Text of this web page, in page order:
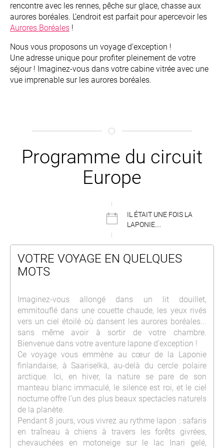
rencontre avec les rennes, pêche sur glace, chasse aux
aurores boréales. L’endroit est parfait pour apercevoir les
Aurores Boréales !
Nous vous proposons un voyage d’exception !
Une adresse unique pour profiter pleinement de votre
séjour ! Imaginez-vous dans votre cabine vitrée avec une
vue imprenable sur les aurores boréales.
Programme du circuit
Europe
IL ÉTAIT UNE FOIS LA
LAPONIE....
VOTRE VOYAGE EN QUELQUES
MOTS
Imaginez-vous allongé dans un lit douillet,
emmitouflé dans une couette chaude, les yeux rivés
vers un ciel étoilé où dansent les aurores boréales...
sans même avoir à sortir de votre chambre.
Bienvenue dans votre aventure lapone d’exception !
Ce voyage vous emmène au cœur de la Laponie
finlandaise, à Saariselkä, au-delà du cercle polaire
arctique. Ici, en hiver, la nature se pare de son
manteau blanc immaculé, le silence est roi, et le ciel
nocturne offre l’un des plus beaux spectacles naturels
de la planète.
Pendant 8 jours, vous vivrez au rythme lapon : safaris
en traîneau à chiens à travers les forêts givrées,
chevauchées en motoneige sur le lac Inari gelé,